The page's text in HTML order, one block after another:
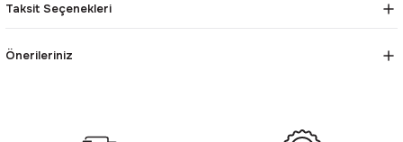
Taksit Seçenekleri
Önerileriniz